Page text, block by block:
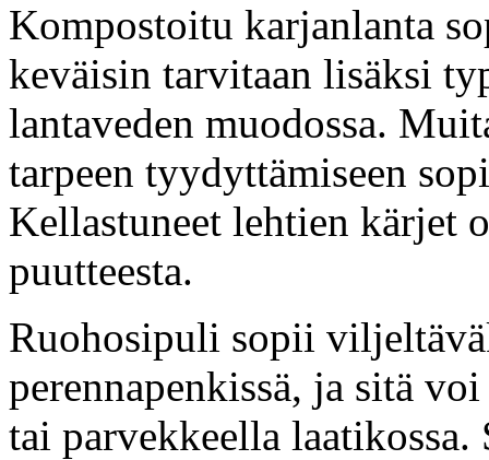
Kompostoitu karjanlanta
keväisin tarvitaan lisäksi
lantaveden muodossa.
tarpeen tyydyttämiseen
Kellastuneet lehtien kärjet
puutteesta.
Ruohosipuli sopii
perennapenkissä, ja sitä
tai parvekkeella